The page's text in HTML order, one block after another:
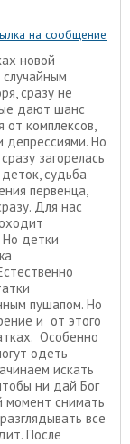
на сообщение
новой
сразу не
дают шанс
комплексов,
депрессиями. Но
загорелась
судьба
первенца,
Для нас
Но детки
пушапом. Но
и от этого
Особенно
одеть
искать
ни дай Бог
момент снимать
все
После